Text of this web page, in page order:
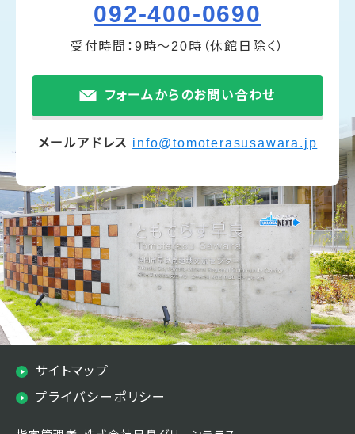
092-400-0690
受付時間：9時～20時（休館日除く）
フォームからのお問い合わせ
メールアドレス info@tomoterasusawara.jp
サイトマップ
プライバシーポリシー